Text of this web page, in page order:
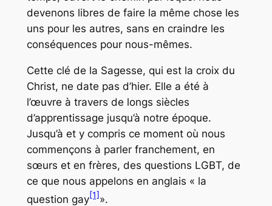
devenons libres de faire la même chose les
uns pour les autres, sans en craindre les
conséquences pour nous-mêmes.
Cette clé de la Sagesse, qui est la croix du
Christ, ne date pas d’hier. Elle a été à
l’œuvre à travers de longs siècles
d’apprentissage jusqu’à notre époque.
Jusqu’à et y compris ce moment où nous
commençons à parler franchement, en
sœurs et en frères, des questions LGBT, de
ce que nous appelons en anglais « la
question gay[1]».